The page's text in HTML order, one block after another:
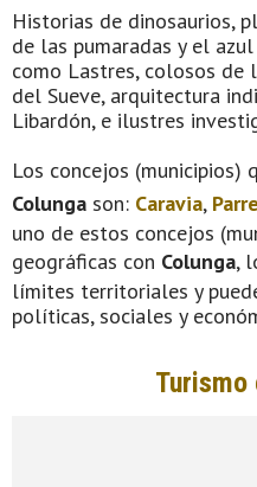
Historias de dinosaurios,
de las pumaradas y el
como Lastres, colosos de
del Sueve, arquitectura
Libardón, e ilustres
Los concejos (municipios)
Colunga son: Caravia,
uno de estos concejos
geográficas con Colunga,
límites territoriales y
políticas, sociales y